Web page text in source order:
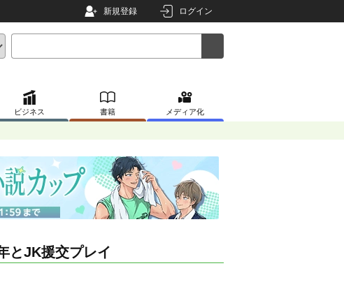
新規登録 ログイン
ビジネス 書籍 メディア化
とJK援交プレイ